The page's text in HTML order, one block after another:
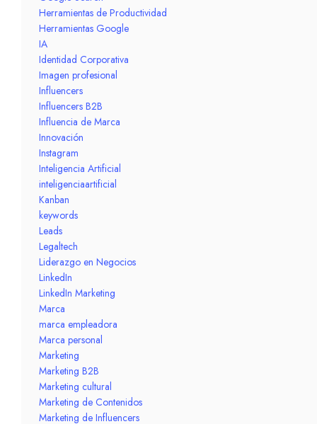
Herramientas de Productividad
Herramientas Google
IA
Identidad Corporativa
Imagen profesional
Influencers
Influencers B2B
Influencia de Marca
Innovación
Instagram
Inteligencia Artificial
inteligenciaartificial
Kanban
keywords
Leads
Legaltech
Liderazgo en Negocios
LinkedIn
LinkedIn Marketing
Marca
marca empleadora
Marca personal
Marketing
Marketing B2B
Marketing cultural
Marketing de Contenidos
Marketing de Influencers